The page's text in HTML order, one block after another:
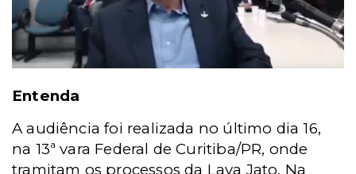
Entenda
A audiência foi realizada no último dia 16,
na 13ª vara Federal de Curitiba/PR, onde
tramitam os processos da Lava Jato. Na